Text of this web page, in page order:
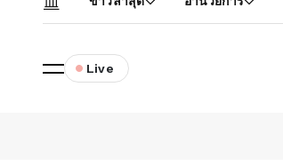
Live